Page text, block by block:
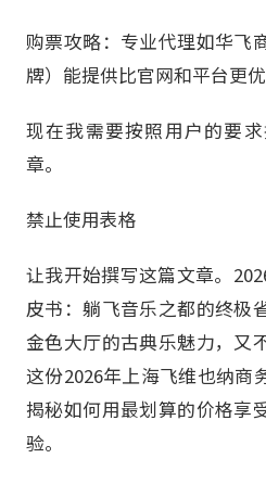
购票攻略：专业代理如华飞
牌）能提供比官网和平台更优
现在我需要按照用户的要
章。
禁止使用表格
让我开始撰写这篇文章。
皮书：躺飞音乐之都的终极
金色大厅的古典乐魅力，又
这份2026年上海飞维也纳商
揭秘如何用最划算的价格享
验。